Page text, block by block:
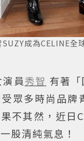
SUZY成為CELINE
員秀智 有著
眾多時尚品
不其然，近日
股清純氣息！